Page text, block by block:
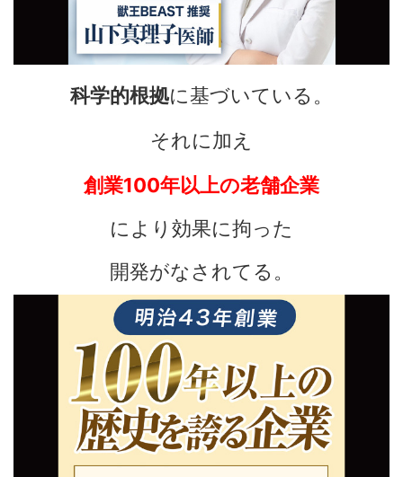
科学的根拠に基づいている。
それに加え
創業100年以上の老舗企業
により効果に拘った
開発がなされてる。